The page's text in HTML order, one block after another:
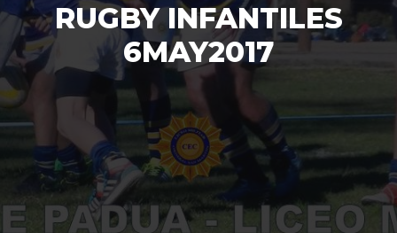
RUGBY INFANTILES
6MAY2017